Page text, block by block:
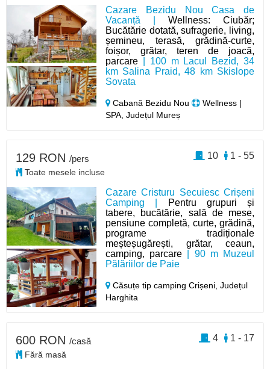
Cazare Bezidu Nou Casa de
Vacanță |Wellness: Ciubăr;
Bucătărie dotată, sufragerie, living,
șemineu, terasă, grădină-curte,
foișor, grătar, teren de joacă,
parcare | 100 m Lacul Bezid, 34
km Salina Praid, 48 km Skislope
Sovata
Cabană Bezidu Nou
Wellness |
SPA, Județul Mureș
Cazare Cristuru Secuiesc Crișeni
Camping |
Pentru grupuri și
tabere, bucătărie, sală de mese,
pensiune completă, curte, grădină,
programe tradiționale
meșteșugărești, grătar, ceaun,
camping, parcare | 90 m Muzeul
Pălăriilor de Paie
Căsuțe tip camping Crișeni,Județul
Harghita
129 RON /pers
Toate mesele incluse
1 - 55
10
600 RON /casă
Fără masă
1 - 17
4